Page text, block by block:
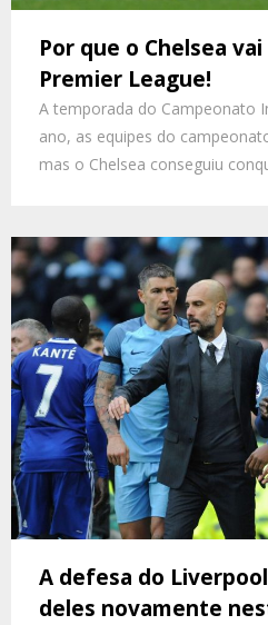
Por que o Chelsea
Premier League!
A temporada do Campeonato
ano, as equipes do
mas o Chelsea conseguiu
A defesa do
deles novamente